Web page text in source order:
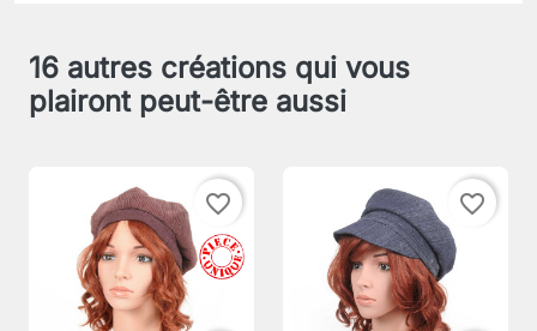
16 autres créations qui vous
plairont peut-être aussi
favorite_border favorite_border